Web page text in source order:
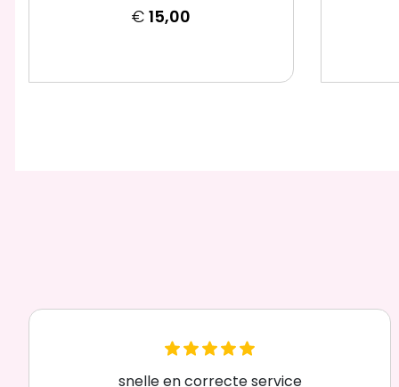
€ 15,00
snelle en correcte service